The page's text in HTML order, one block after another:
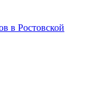
в Ростовской